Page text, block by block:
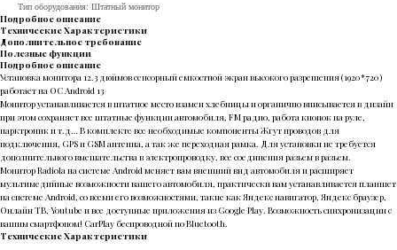
Тип оборудования: Штатный монитор
Подробное описание
Технические Характеристики
Дополнительное требование
Полезные функции
Подробное описание
Установка монитора 12.3 дюймов сенсорный емкостной экран высокого разрешения (1920*720)
работает на ОС Android 13
Монитор устанавливается в штатное место взамен хлебницы и органично вписывается в дизайн
при этом сохраняет все штатные функции автомобиля, FM радио, работа кнопок на руле,
парктроник и т.д… В комплекте все необходимые компоненты Жгут проводов для
подключения, GPS и GSM антенна, а так же переходная рамка. Для установки не требуется
дополнительного вмешательства в электропроводку, все соединения разьем в разьем.
Монитор Radiola на системе Android меняет вам внешний вид автомобиля и расширяет
мультимедийные возможности вашего автомобиля, практически вам устанавливается планшет
на системе Android, со всеми его возможностями, такие как Яндекс навигатор, Яндекс браузер,
Онлайн ТВ, Youtube и все доступные приложения из Google Play. Возможность синхронизации с
вашим смартфоном! CarPlay беспроводной по Bluetooth.
Технические Характеристики